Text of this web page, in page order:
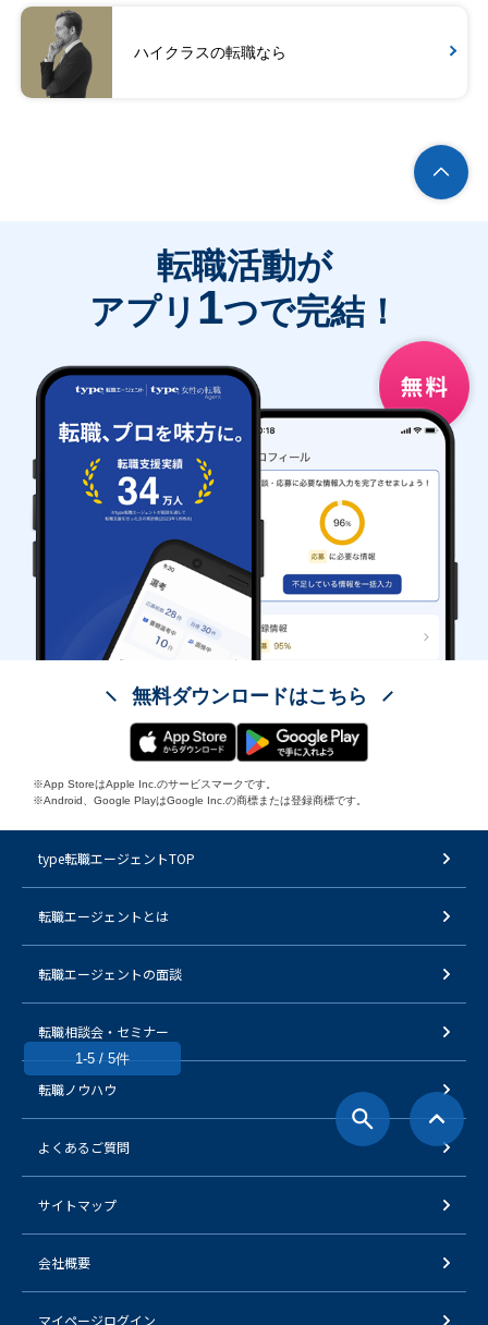
ハイクラスの転職なら
1-5 / 5件
転職活動が
アプリ 1つで完結！
無料ダウンロードはこちら
※App StoreはApple Inc.のサービスマークです。
※Android、Google PlayはGoogle Inc.の商標または登録商標です。
type転職エージェントTOP
転職エージェントとは
転職エージェントの面談
転職相談会・セミナー
転職ノウハウ
よくあるご質問
サイトマップ
会社概要
マイページログイン